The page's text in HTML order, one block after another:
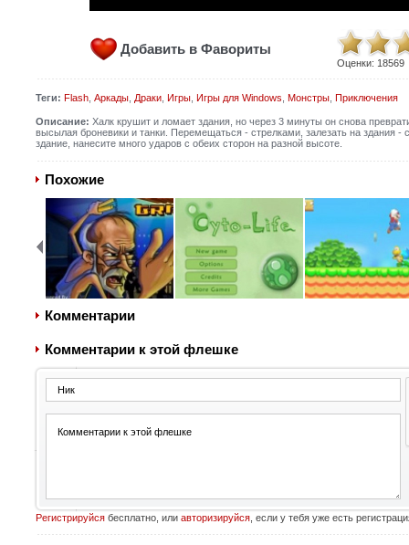
Добавить в Фавориты
Оценки: 18569
Теги: Flash, Аркады, Драки, Игры, Игры для Windows Монстры, Приключения
Описание: Халк крушит и ломает здания, но через 3 минуты он снова
высылая броневики и танки. Перемещаться - стрелками, залезать на здания -
здание, нанесите много ударов с обеих сторон на разной высоте.
Похожие
Комментарии
Комментарии к этой флешке
Регистрируйсябесплатно, или авторизируйся, если у тебя уже есть